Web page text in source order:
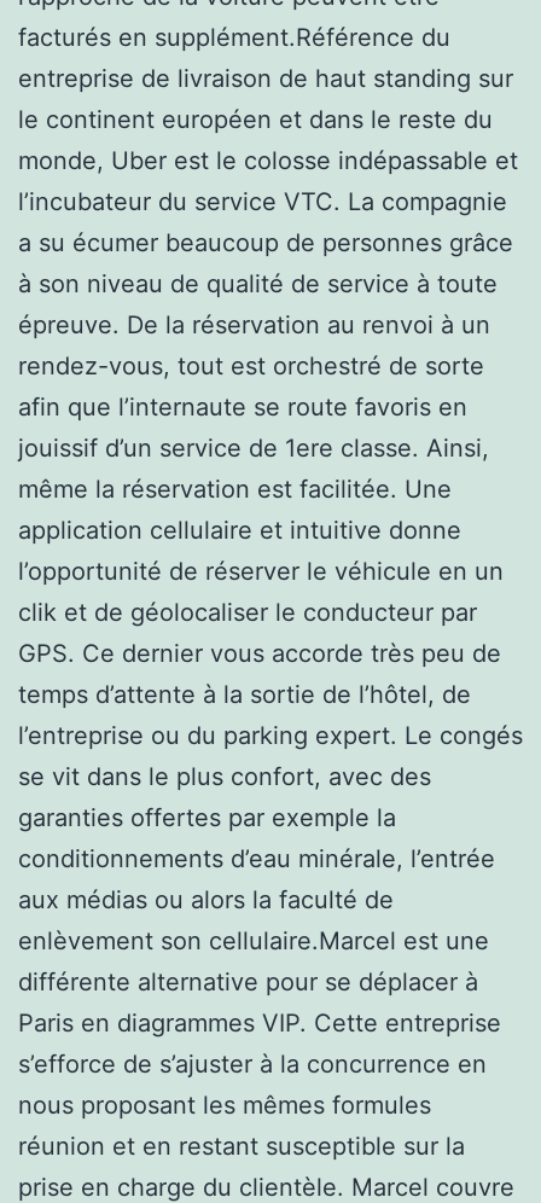
facturés en supplément.Référence du
entreprise de livraison de haut standing sur
le continent européen et dans le reste du
monde, Uber est le colosse indépassable et
l’incubateur du service VTC. La compagnie
a su écumer beaucoup de personnes grâce
à son niveau de qualité de service à toute
épreuve. De la réservation au renvoi à un
rendez-vous, tout est orchestré de sorte
afin que l’internaute se route favoris en
jouissif d’un service de 1ere classe. Ainsi,
même la réservation est facilitée. Une
application cellulaire et intuitive donne
l’opportunité de réserver le véhicule en un
clik et de géolocaliser le conducteur par
GPS. Ce dernier vous accorde très peu de
temps d’attente à la sortie de l’hôtel, de
l’entreprise ou du parking expert. Le congés
se vit dans le plus confort, avec des
garanties offertes par exemple la
conditionnements d’eau minérale, l’entrée
aux médias ou alors la faculté de
enlèvement son cellulaire.Marcel est une
différente alternative pour se déplacer à
Paris en diagrammes VIP. Cette entreprise
s’efforce de s’ajuster à la concurrence en
nous proposant les mêmes formules
réunion et en restant susceptible sur la
prise en charge du clientèle. Marcel couvre